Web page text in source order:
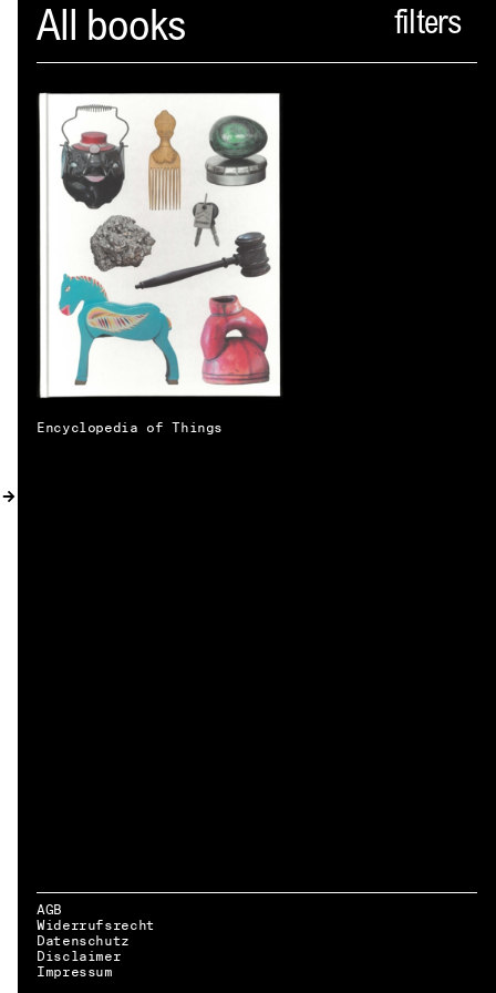
Spector
PROFIL
AKTUELLES
INDEX
WARENKORB (
VERLAGSVORSCHAU
DISTRIBUTION
KONTAKT
DE → EN
All books
Encyclopedia of Things
AGB
Widerrufsrecht
Datenschutz
Disclaimer
Impressum